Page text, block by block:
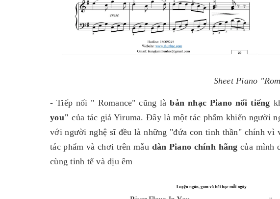
Sheet Piano
- Tiếp nối " Romance" cũng làbản nhạc Piano nổi tiếng
you" của tác giả Yiruma. Đây là một tác phẩm khiến người
với người nghệ sĩ đều là những "đứa con tinh thần" chính vì
tác phẩm và chơi trên mẫuđàn Piano chính hãng của mình
cùng tinh tế và dịu êm